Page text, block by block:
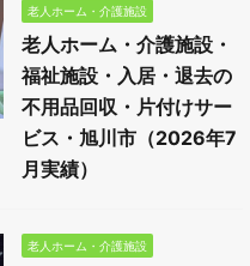
老人ホーム・介護施設
老人ホーム・介護施設・
福祉施設・入居・退去の
不用品回収・片付けサー
ビス・旭川市（2026年7
月実績）
老人ホーム・介護施設